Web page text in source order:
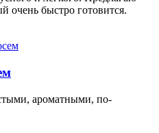
очень быстро готовится.
ароматными, по-